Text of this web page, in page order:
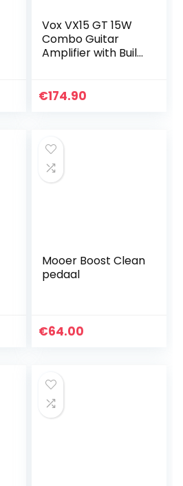
Vox VX15 GT 15W
Combo Guitar
Amplifier with Built
€174.90
Mooer Boost Clean
pedaal
€64.00